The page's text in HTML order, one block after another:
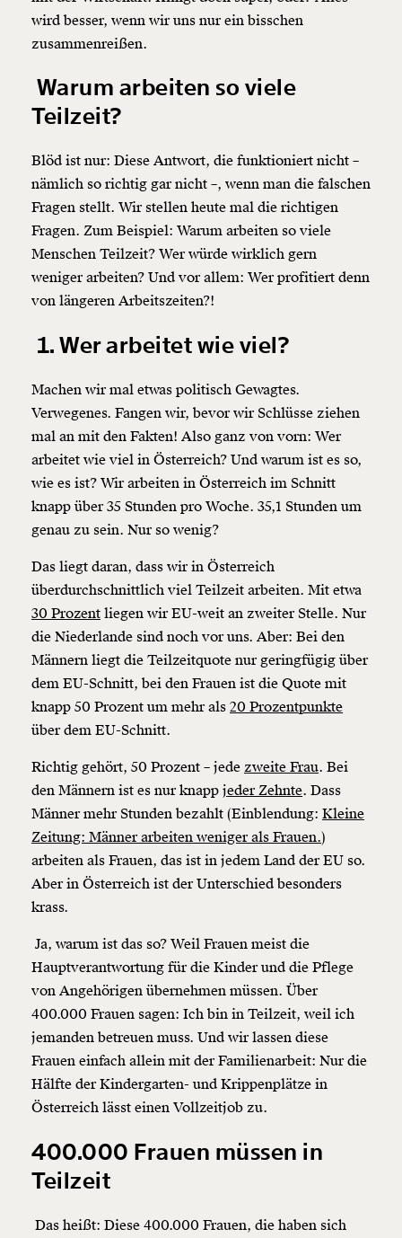
wird besser, wenn wir uns nur ein bisschen
zusammenreißen.
Warum arbeiten so viele
Teilzeit?
Blöd ist nur: Diese Antwort, die funktioniert nicht –
nämlich so richtig gar nicht –, wenn man die falschen
Fragen stellt. Wir stellen heute mal die richtigen
Fragen. Zum Beispiel: Warum arbeiten so viele
Menschen Teilzeit? Wer würde wirklich gern
weniger arbeiten? Und vor allem: Wer profitiert denn
von längeren Arbeitszeiten?!
1. Wer arbeitet wie viel?
Machen wir mal etwas politisch Gewagtes.
Verwegenes. Fangen wir, bevor wir Schlüsse ziehen
mal an mit den Fakten! Also ganz von vorn: Wer
arbeitet wie viel in Österreich? Und warum ist es so,
wie es ist? Wir arbeiten in Österreich im Schnitt
knapp über 35 Stunden pro Woche. 35,1 Stunden um
genau zu sein. Nur so wenig?
Das liegt daran, dass wir in Österreich
überdurchschnittlich viel Teilzeit arbeiten. Mit etwa
30 Prozent liegen wir EU-weit an zweiter Stelle. Nur
die Niederlande sind noch vor uns. Aber: Bei den
Männern liegt die Teilzeitquote nur geringfügig über
dem EU-Schnitt, bei den Frauen ist die Quote mit
knapp 50 Prozent um mehr als 20 Prozentpunkte
über dem EU-Schnitt.
Richtig gehört, 50 Prozent – jede zweite Frau. Bei
den Männern ist es nur knapp jeder Zehnte. Dass
Männer mehr Stunden bezahlt (Einblendung: Kleine
Zeitung: Männer arbeiten weniger als Frauen.)
arbeiten als Frauen, das ist in jedem Land der EU so.
Aber in Österreich ist der Unterschied besonders
krass.
Ja, warum ist das so? Weil Frauen meist die
Hauptverantwortung für die Kinder und die Pflege
von Angehörigen übernehmen müssen. Über
400.000 Frauen sagen: Ich bin in Teilzeit, weil ich
jemanden betreuen muss. Und wir lassen diese
Frauen einfach allein mit der Familienarbeit: Nur die
Hälfte der Kindergarten- und Krippenplätze in
Österreich lässt einen Vollzeitjob zu.
400.000 Frauen müssen in
Teilzeit
Das heißt: Diese 400.000 Frauen, die haben sich